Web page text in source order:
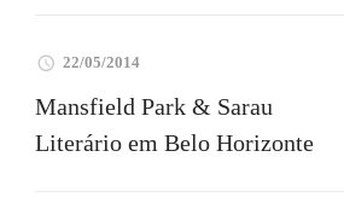
22/05/2014
Mansfield Park & Sarau
Literário em Belo Horizonte